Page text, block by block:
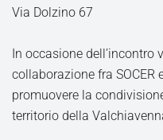
Via Dolzino 67
In occasione dell’incontro
collaborazione fra SOCER
promuovere la
territorio della